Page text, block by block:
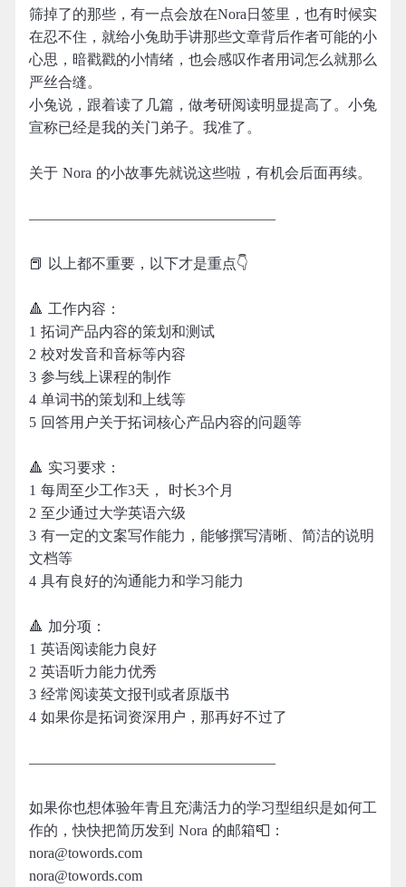
筛掉了的那些，有一点会放在Nora日签里，也有时候实
在忍不住，就给小兔助手讲那些文章背后作者可能的小
心思，暗戳戳的小情绪，也会感叹作者用词怎么就那么
严丝合缝。
小兔说，跟着读了几篇，做考研阅读明显提高了。小兔
宣称已经是我的关门弟子。我准了。
关于 Nora 的小故事先就说这些啦，有机会后面再续。
—————————————————
📕 以上都不重要，以下才是重点👇
🔺 工作内容：
1 拓词产品内容的策划和测试
2 校对发音和音标等内容
3 参与线上课程的制作
4 单词书的策划和上线等
5 回答用户关于拓词核心产品内容的问题等
🔺 实习要求：
1 每周至少工作3天， 时长3个月
2 至少通过大学英语六级
3 有一定的文案写作能力，能够撰写清晰、简洁的说明
文档等
4 具有良好的沟通能力和学习能力
🔺 加分项：
1 英语阅读能力良好
2 英语听力能力优秀
3 经常阅读英文报刊或者原版书
4 如果你是拓词资深用户，那再好不过了
—————————————————
如果你也想体验年青且充满活力的学习型组织是如何工
作的，快快把简历发到 Nora 的邮箱📮：
nora@towords.com
nora@towords.com